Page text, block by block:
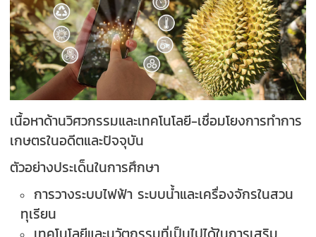
เนื้อหาด้านวิศวกรรมและเทคโนโลยี-เชื่อมโยงการทำการ
เกษตรในอดีตและปัจจุบัน
ตัวอย่างประเด็นในการศึกษา
การวางระบบไฟฟ้า ระบบน้ำและเครื่องจักรในสวน
ทุเรียน